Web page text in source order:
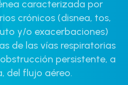
caracterizada por
crónicos (disnea, tos,
y/o exacerbaciones)
de las vías respiratorias
persistente, a
del flujo aéreo.